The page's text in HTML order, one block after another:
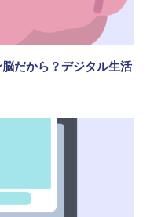
だから？デジタル生活